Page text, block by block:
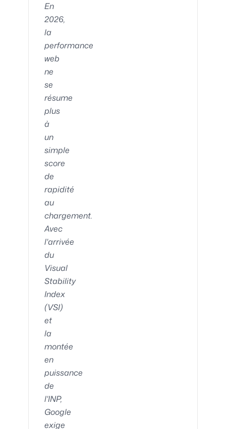
En
2026,
la
performance
web
ne
se
résume
plus
à
un
simple
score
de
rapidité
au
chargement.
Avec
l'arrivée
du
Visual
Stability
Index
(VSI)
et
la
montée
en
puissance
de
l'INP,
Google
exige